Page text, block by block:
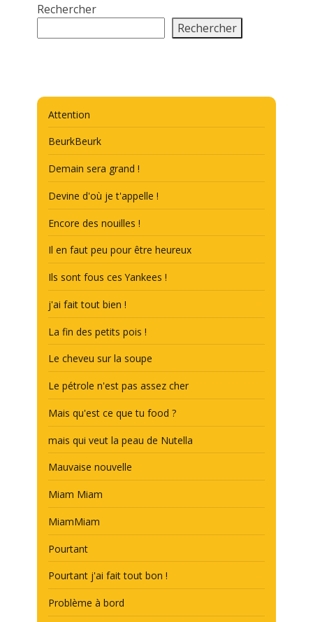
Rechercher
Rechercher
Attention
BeurkBeurk
Demain sera grand !
Devine d'où je t'appelle !
Encore des nouilles !
Il en faut peu pour être heureux
Ils sont fous ces Yankees !
j'ai fait tout bien !
La fin des petits pois !
Le cheveu sur la soupe
Le pétrole n'est pas assez cher
Mais qu'est ce que tu food ?
mais qui veut la peau de Nutella
Mauvaise nouvelle
Miam Miam
MiamMiam
Pourtant
Pourtant j'ai fait tout bon !
Problème à bord